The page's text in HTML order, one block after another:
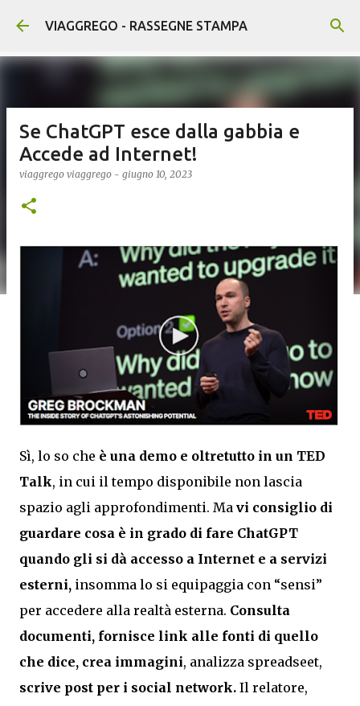
Passa ai contenuti principali
VIAGGREGO - RASSEGNE STAMPA
Se ChatGPT esce dalla gabbia e
Accede ad Internet!
viaggrego viaggrego - giugno 10, 2023
Sì, lo so che è una demo e oltretutto in un TED
Talk, in cui il tempo disponibile non lascia
spazio agli approfondimenti. Ma vi consiglio di
guardare cosa è in grado di fare ChatGPT
quando gli si dà accesso a Internet e a servizi
esterni, insomma lo si equipaggia con “sensi”
per accedere alla realtà esterna. Consulta
documenti, fornisce link alle fonti di quello
che dice, crea immagini, analizza spreadseet,
scrive post per i social network. Il relatore,